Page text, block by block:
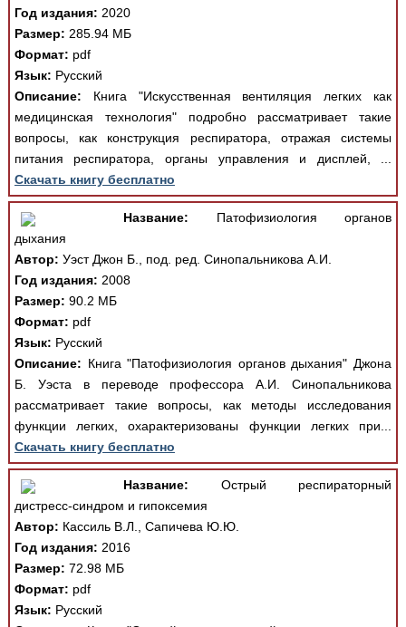
Год издания: 2020
Размер: 285.94 МБ
Формат: pdf
Язык: Русский
Описание: Книга "Искусственная вентиляция легких как
медицинская технология" подробно рассматривает такие
вопросы, как конструкция респиратора, отражая системы
питания респиратора, органы управления и дисплей, ...
Скачать книгу бесплатно
Название: Патофизиология органов
дыхания
Автор: Уэст Джон Б., под. ред. Синопальникова А.И.
Год издания: 2008
Размер: 90.2 МБ
Формат: pdf
Язык: Русский
Описание: Книга "Патофизиология органов дыхания" Джона
Б. Уэста в переводе профессора А.И. Синопальникова
рассматривает такие вопросы, как методы исследования
функции легких, охарактеризованы функции легких при...
Скачать книгу бесплатно
Название: Острый респираторный
дистресс-синдром и гипоксемия
Автор: Кассиль В.Л., Сапичева Ю.Ю.
Год издания: 2016
Размер: 72.98 МБ
Формат: pdf
Язык: Русский